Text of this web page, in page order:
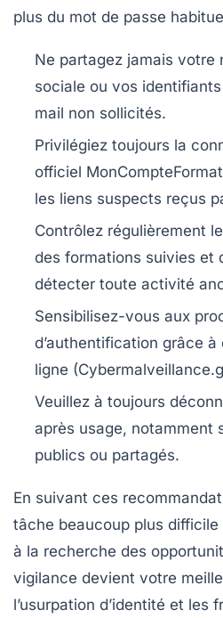
plus du mot de passe
Ne partagez jamais votre
sociale ou vos
mail non sollicités.
Privilégiez toujours la
officiel
les liens suspects reçus
Contrôlez régulièrement
des formations suivies et
détecter toute activité
Sensibilisez-vous aux
d’authentification grâce
ligne
Veuillez à toujours
après usage, notamment
publics ou partagés.
En suivant ces
tâche beaucoup plus
à la recherche des
vigilance devient votre
l’usurpation d’identité et les